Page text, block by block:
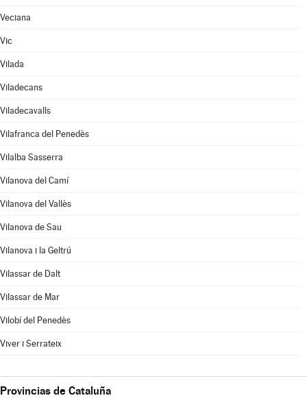
Veciana
Vic
Vilada
Viladecans
Viladecavalls
Vilafranca del Penedès
Vilalba Sasserra
Vilanova del Camí
Vilanova del Vallès
Vilanova de Sau
Vilanova i la Geltrú
Vilassar de Dalt
Vilassar de Mar
Vilobí del Penedès
Viver i Serrateix
Provincias de Cataluña